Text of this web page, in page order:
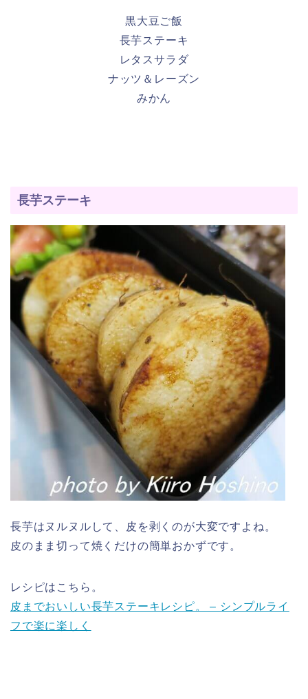
黒大豆ご飯
長芋ステーキ
レタスサラダ
ナッツ＆レーズン
みかん
長芋ステーキ
長芋はヌルヌルして、皮を剥くのが大変ですよね。
皮のまま切って焼くだけの簡単おかずです。
レシピはこちら。
皮までおいしい長芋ステーキレシピ。 – シンプルライ
フで楽に楽しく